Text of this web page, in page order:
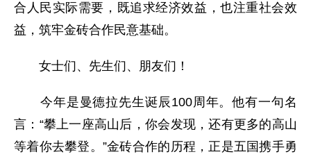
合人民实际需要，既追求经济效益，也注重社会效
益，筑牢金砖合作民意基础。
女士们、先生们、朋友们！
今年是曼德拉先生诞辰100周年。他有一句名
言：“攀上一座高山后，你会发现，还有更多的高山
等着你去攀登。”金砖合作的历程，正是五国携手勇